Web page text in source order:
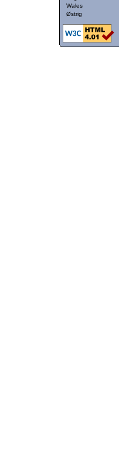
Wales
Østrig